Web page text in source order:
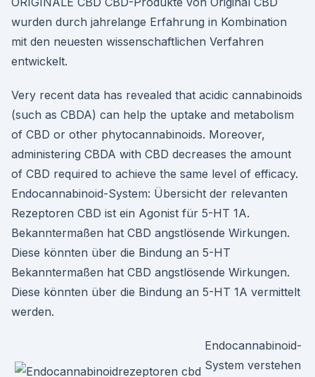
wurden durch jahrelange Erfahrung in Kombination
mit den neuesten wissenschaftlichen Verfahren
entwickelt.
Very recent data has revealed that acidic cannabinoids
(such as CBDA) can help the uptake and metabolism
of CBD or other phytocannabinoids. Moreover,
administering CBDA with CBD decreases the amount
of CBD required to achieve the same level of efficacy.
Endocannabinoid-System: Übersicht der relevanten
Rezeptoren CBD ist ein Agonist für 5-HT 1A.
Bekanntermaßen hat CBD angstlösende Wirkungen.
Diese könnten über die Bindung an 5-HT
Bekanntermaßen hat CBD angstlösende Wirkungen.
Diese könnten über die Bindung an 5-HT 1A vermittelt
werden.
Endocannabinoid-
System verstehen